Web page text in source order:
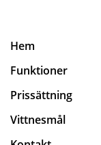
Hem
Funktioner
Prissättning
Vittnesmål